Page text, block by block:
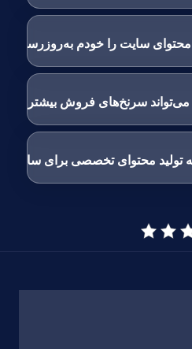
و محتوای سایت را خودم به‌روزرسانی
سرنخ‌های فروش بیشتری
تولید محتوای تخصصی برای